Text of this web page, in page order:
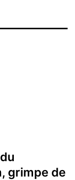
grimpe de